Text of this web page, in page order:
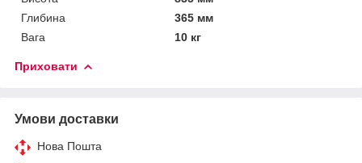
Глибина
365 мм
Вага
10 кг
Приховати
Умови доставки
Нова Пошта